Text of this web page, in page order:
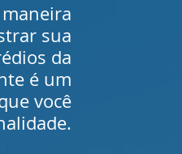
sua
da
é um
você